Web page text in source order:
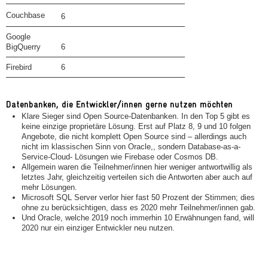
Couchbase 6
Google
BigQuerry
6
Firebird 6
Datenbanken, die Entwickler/innen gerne nutzen möchten
Klare Sieger sind Open Source-Datenbanken. In den Top 5 gibt es
keine einzige proprietäre Lösung. Erst auf Platz 8, 9 und 10 folgen
Angebote, die nicht komplett Open Source sind – allerdings auch
nicht im klassischen Sinn von Oracle,, sondern Database-as-a-
Service-Cloud- Lösungen wie Firebase oder Cosmos DB.
Allgemein waren die Teilnehmer/innen hier weniger antwortwillig als
letztes Jahr, gleichzeitig verteilen sich die Antworten aber auch auf
mehr Lösungen.
Microsoft SQL Server verlor hier fast 50 Prozent der Stimmen; dies
ohne zu berücksichtigen, dass es 2020 mehr Teilnehmer/innen gab.
Und Oracle, welche 2019 noch immerhin 10 Erwähnungen fand, will
2020 nur ein einziger Entwickler neu nutzen.